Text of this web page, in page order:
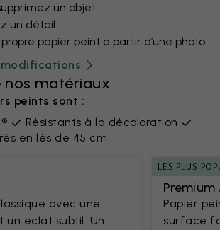
un objet
un détail
papier peint à partir d’une photo
modifications
nos matériaux
peints sont :
Résistants à la décoloration
en lès de 45 cm
avec une
un éclat subtil. Un
LES PLUS
Papier
surface